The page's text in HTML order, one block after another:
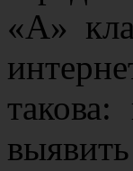
«А»